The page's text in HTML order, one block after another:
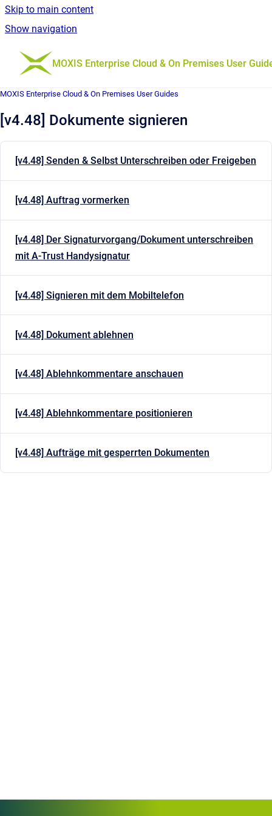
Skip to main content
Show navigation
Go to homepage
MOXIS Enterprise Cloud & On Premises User
MOXIS Enterprise Cloud & On Premises User Guides
[v4.48] Dokumente signieren
[v4.48] Senden & Selbst Unterschreiben oder Freigeben
[v4.48] Auftrag vormerken
[v4.48] Der Signaturvorgang/Dokument unterschreiben
mit A-Trust Handysignatur
[v4.48] Signieren mit dem Mobiltelefon
[v4.48] Dokument ablehnen
[v4.48] Ablehnkommentare anschauen
[v4.48] Ablehnkommentare positionieren
[v4.48] Aufträge mit gesperrten Dokumenten